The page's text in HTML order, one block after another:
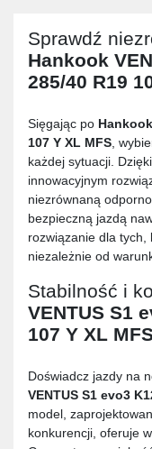
Sprawdź
Hankook
285/40 R19
Sięgając po
107 Y XL MFS ,
każdej sytuacji.
innowacyjnym
niezrównaną
bezpieczną jazdą
rozwiązanie dla
niezależnie od
Stabilność i
VENTUS S1
107 Y XL
Doświadcz jazdy na
VENTUS S1 evo3
model,
konkurencji, oferuje